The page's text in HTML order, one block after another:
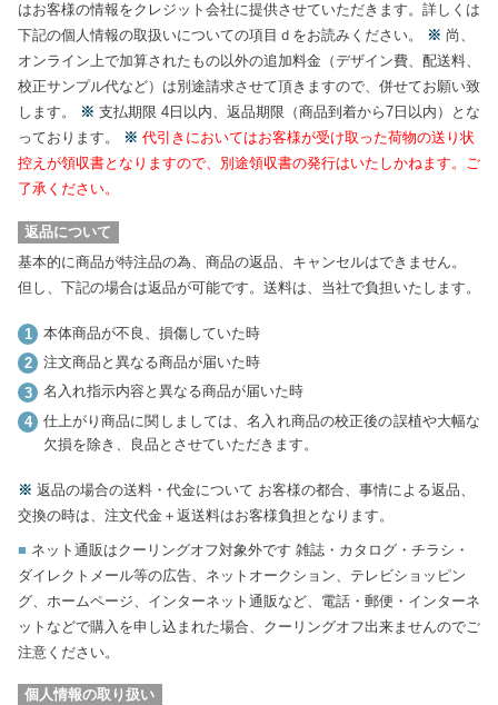
はお客様の情報をクレジット会社に提供させていただきます。詳しくは
下記の個人情報の取扱いについての項目ｄをお読みください。
※ 尚、
オンライン上で加算されたもの以外の追加料金 （デザイン費、配送料、
校正サンプル代など） は別途請求させて頂きますので、併せてお願い致
します。
※ 支払期限 4日以内、返品期限 （商品到着から7日以内）
とな
っております。
※ 代引きにおいてはお客様が受け取った荷物の送り状
控えが領収書となりますので、別途領収書の発行はいたしかねます。ご
了承ください。
返品について
基本的に商品が特注品の為、商品の返品、キャンセルはできません。
但し、下記の場合は返品が可能です。送料は、当社で負担いたします。
本体商品が不良、損傷していた時
注文商品と異なる商品が届いた時
名入れ指示内容と異なる商品が届いた時
仕上がり商品に関しましては、名入れ商品の校正後の誤植や大幅な
欠損を除き、良品とさせていただきます。
※ 返品の場合の送料・代金について お客様の都合、事情による返品、
交換の時は、注文代金＋返送料はお客様負担となります。
■ ネット通販はクーリングオフ対象外です 雑誌・カタログ・チラシ・
ダイレクトメール等の広告、ネットオークション、テレビショッピン
グ、ホームページ、インターネット通販など、電話・郵便・インターネ
ットなどで購入を申し込まれた場合、クーリングオフ出来ませんのでご
注意ください。
個人情報の取り扱い